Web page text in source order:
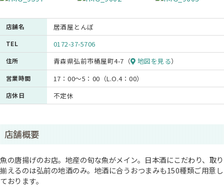
店舗名 居酒屋とんぼ
TEL 0172-37-5706
住所 青森県弘前市桶屋町4-7（ 地図を見る）
営業時間 17：00～5：00（L.O.4：00）
店休日 不定休
店舗概要
魚の唐揚げのお店。地産の旬な魚がメイン。日本酒にこだわり、取り
揃えるのは弘前の地酒のみ。地酒に合うおつまみも150種類ご用意し
ております。